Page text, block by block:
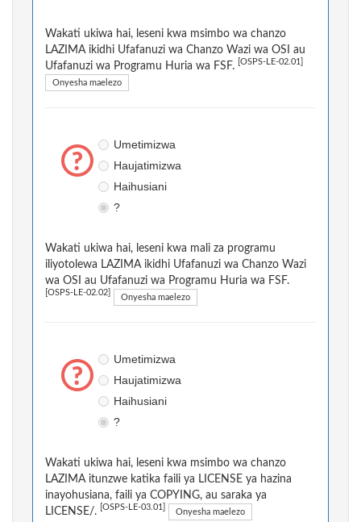
Wakati ukiwa hai, leseni kwa msimbo wa chanzo
LAZIMA ikidhi Ufafanuzi wa Chanzo Wazi wa OSI au
Ufafanuzi wa Programu Huria wa FSF.
[OSPS-LE-02.01]
Onyesha maelezo
Umetimizwa
Haujatimizwa
Haihusiani
?
Wakati ukiwa hai, leseni kwa mali za programu
iliyotolewa LAZIMA ikidhi Ufafanuzi wa Chanzo Wazi
wa OSI au Ufafanuzi wa Programu Huria wa FSF.
[OSPS-LE-02.02] Onyesha maelezo
Umetimizwa
Haujatimizwa
Haihusiani
?
Wakati ukiwa hai, leseni kwa msimbo wa chanzo
LAZIMA itunzwe katika faili ya LICENSE ya hazina
inayohusiana, faili ya COPYING, au saraka ya
LICENSE/.
[OSPS-LE-03.01] Onyesha maelezo